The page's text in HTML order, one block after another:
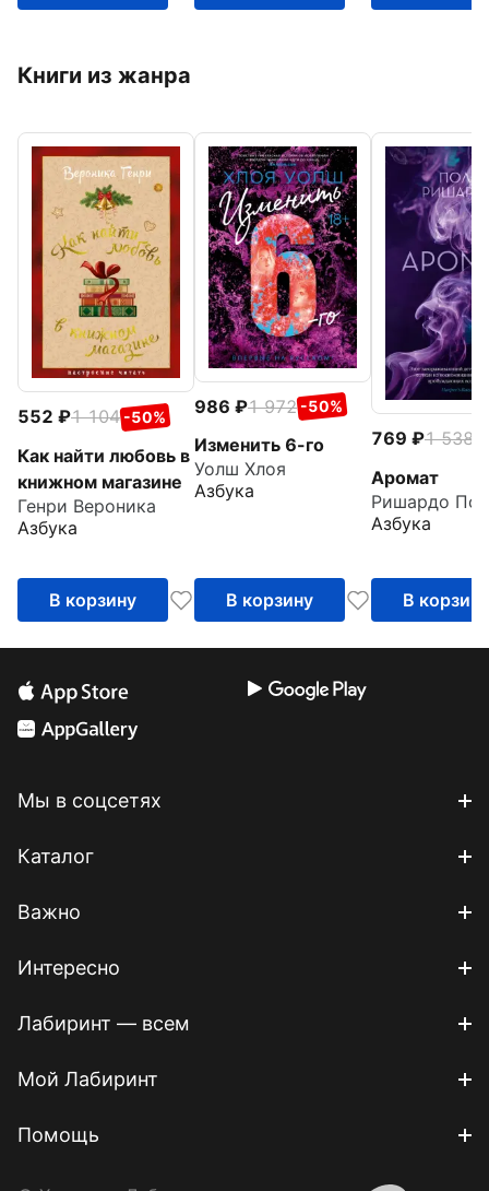
Книги из жанра
552 1 104 -50%
Как найти любовь в
книжном магазине
Генри Вероника
Азбука
В корзину
986 1 972 -50%
Изменить 6-го
Уолш Хлоя
Азбука
В корзину
769 1 538
Аромат
Ришардо
Азбука
В корзину
Мы в соцсетях
Каталог
Важно
Интересно
Лабиринт — всем
Мой Лабиринт
Помощь